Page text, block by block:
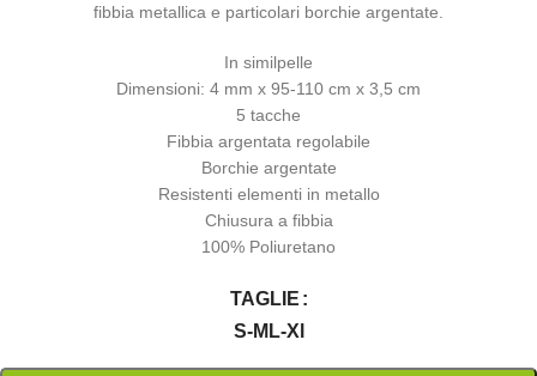
fibbia metallica e particolari borchie argentate.
In similpelle
Dimensioni: 4 mm x 95-110 cm x 3,5 cm
5 tacche
Fibbia argentata regolabile
Borchie argentate
Resistenti elementi in metallo
Chiusura a fibbia
100% Poliuretano
TAGLIE
S-M L-Xl